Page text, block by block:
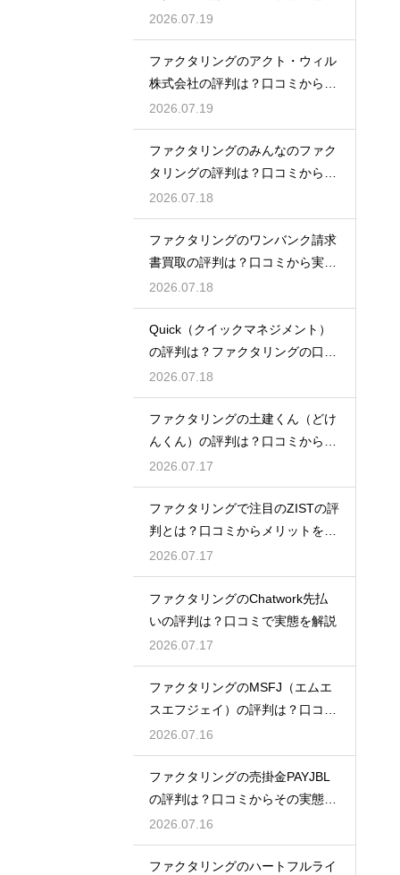
徹底解説
2026.07.19
ファクタリングのアクト・ウィル
株式会社の評判は？口コミから実
態を徹底解説
2026.07.19
ファクタリングのみんなのファク
タリングの評判は？口コミから実
態を徹底解説
2026.07.18
ファクタリングのワンバンク請求
書買取の評判は？口コミから実態
を徹底解説
2026.07.18
Quick（クイックマネジメント）
の評判は？ファクタリングの口コ
ミ検証
2026.07.18
ファクタリングの土建くん（どけ
んくん）の評判は？口コミから実
態を徹底解説
2026.07.17
ファクタリングで注目のZISTの評
判とは？口コミからメリットを徹
底解説
2026.07.17
ファクタリングのChatwork先払
いの評判は？口コミで実態を解説
2026.07.17
ファクタリングのMSFJ（エムエ
スエフジェイ）の評判は？口コミ
から検証
2026.07.16
ファクタリングの売掛金PAYJBL
の評判は？口コミからその実態を
徹底解説
2026.07.16
ファクタリングのハートフルライ